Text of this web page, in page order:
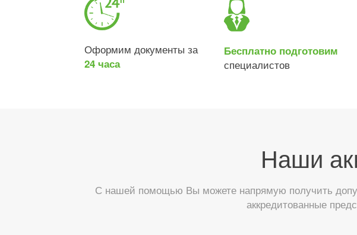
Оформим документы за
24 часа
Бесплатно подготовим
специалистов
Наши
С нашей помощью Вы можете напрямую получить
аккредитованные